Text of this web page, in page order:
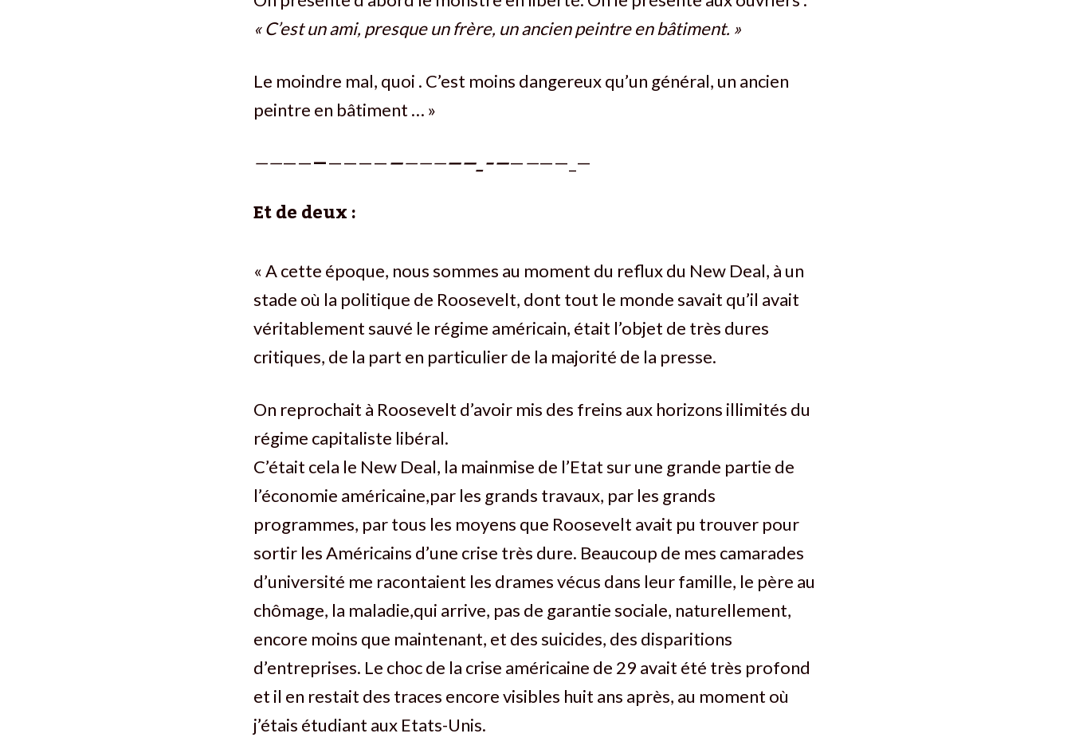
« C’est un ami, presque un frère, un ancien peintre en bâtiment. »
Le moindre mal, quoi . C’est moins dangereux qu’un général, un ancien
peintre en bâtiment … »
———————————————_–—————_—
Et de deux :
« A cette époque, nous sommes au moment du reflux du New Deal, à un
stade où la politique de Roosevelt, dont tout le monde savait qu’il avait
véritablement sauvé le régime américain, était l’objet de très dures
critiques, de la part en particulier de la majorité de la presse.
On reprochait à Roosevelt d’avoir mis des freins aux horizons illimités du
régime capitaliste libéral.
C’était cela le New Deal, la mainmise de l’Etat sur une grande partie de
l’économie américaine,par les grands travaux, par les grands
programmes, par tous les moyens que Roosevelt avait pu trouver pour
sortir les Américains d’une crise très dure. Beaucoup de mes camarades
d’université me racontaient les drames vécus dans leur famille, le père au
chômage, la maladie,qui arrive, pas de garantie sociale, naturellement,
encore moins que maintenant, et des suicides, des disparitions
d’entreprises. Le choc de la crise américaine de 29 avait été très profond
et il en restait des traces encore visibles huit ans après, au moment où
j’étais étudiant aux Etats-Unis.